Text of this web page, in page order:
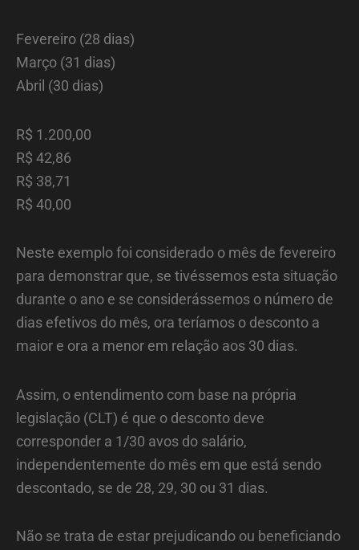
Fevereiro (28 dias)
Março (31 dias)
Abril (30 dias)
R$ 1.200,00
R$ 42,86
R$ 38,71
R$ 40,00
Neste exemplo foi considerado o mês de fevereiro
para demonstrar que, se tivéssemos esta situação
durante o ano e se considerássemos o número de
dias efetivos do mês, ora teríamos o desconto a
maior e ora a menor em relação aos 30 dias.
Assim, o entendimento com base na própria
legislação (CLT) é que o desconto deve
corresponder a 1/30 avos do salário,
independentemente do mês em que está sendo
descontado, se de 28, 29, 30 ou 31 dias.
Não se trata de estar prejudicando ou beneficiando